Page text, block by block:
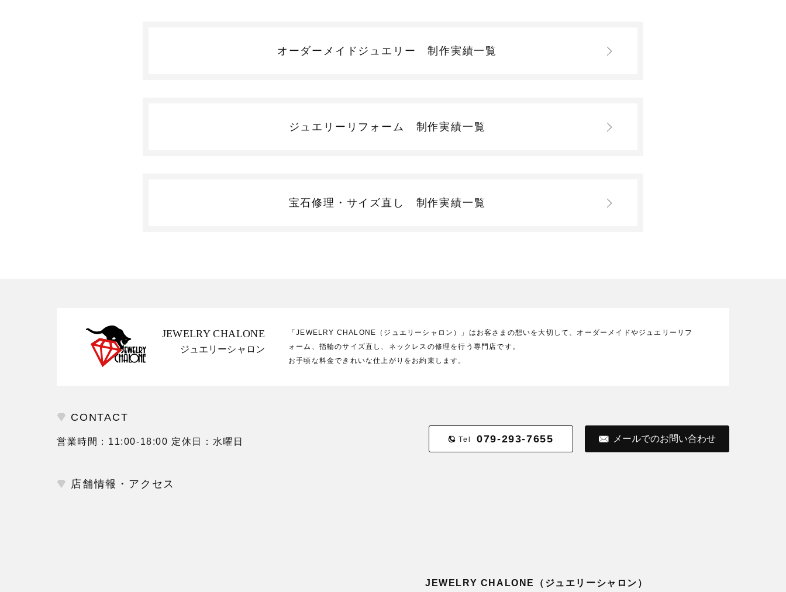
オーダーメイドジュエリー制作実績一覧
ジュエリーリフォーム 制作実績一覧
宝石修理・サイズ直し 制作実績一覧
JEWELRY CHALONE
ジュエリーシャロン
「JEWELRY CHALONE（ジュエリーシャロン）」はお客さまの想いを大切して、オーダーメイドやジュエリーリフ
ォーム、指輪のサイズ直し、ネックレスの修理を行う専門店です。
お手頃な料金できれいな仕上がりをお約束します。
CONTACT
営業時間：11:00-18:00 定休日：水曜日 Tel 079-293-7655 メールでのお問い合わせ
店舗情報・アクセス
JEWELRY CHALONE（ジュエリーシャロン）